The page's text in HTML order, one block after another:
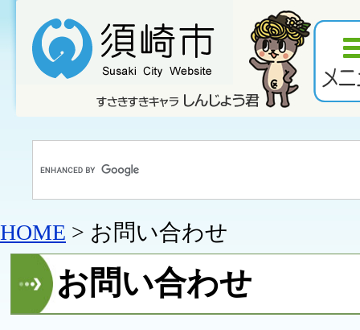
HOME > お問い合わせ
お問い合わせ